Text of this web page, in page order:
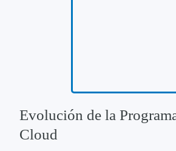
Evolución de la
Cloud